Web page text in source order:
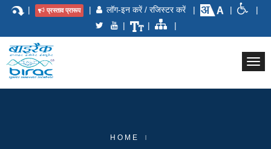
| प्रस्ताव प्रारूप | लॉग-इन करें / रजिस्टर करें| |
|
|
| |
HOME